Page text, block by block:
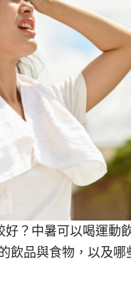
？中暑可以喝運動
飲品與食物，以及